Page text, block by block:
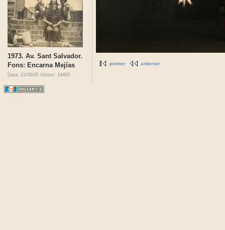
1973. Av. Sant Salvador.
Fons: Encarna Mejías
Data: 21/06/05 Visites: 14463
primer anterior